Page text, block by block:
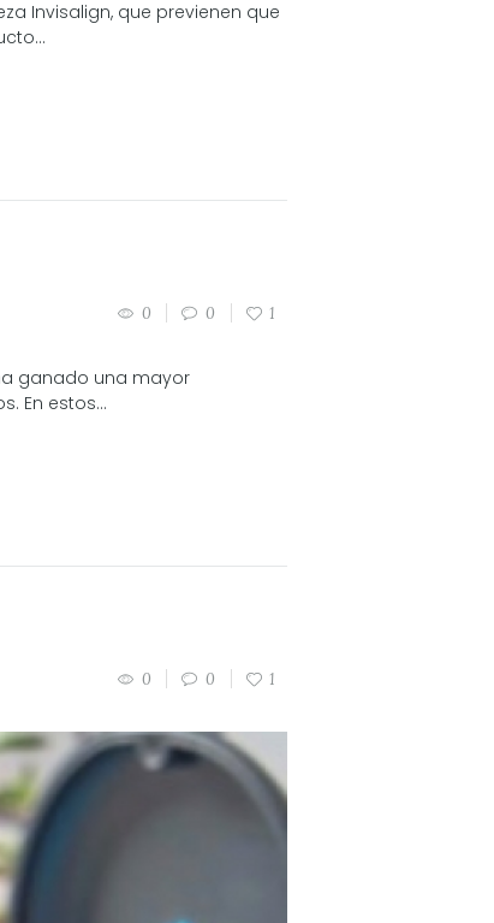
Invisalign, que previenen que
0 0 1
ganado una mayor
En estos...
0 0 1